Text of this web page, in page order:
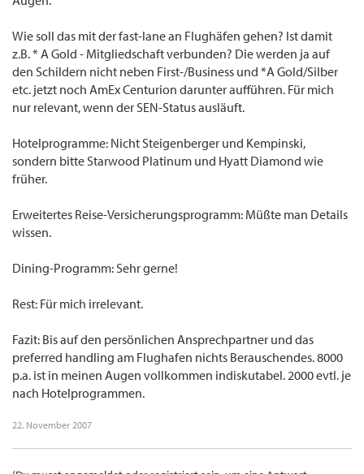
Wie soll das mit der fast-lane an Flughäfen gehen? Ist damit
z.B. * A Gold - Mitgliedschaft verbunden? Die werden ja auf
den Schildern nicht neben First-/Business und *A Gold/Silber
etc. jetzt noch AmEx Centurion darunter aufführen. Für mich
nur relevant, wenn der SEN-Status ausläuft.
Hotelprogramme: Nicht Steigenberger und Kempinski,
sondern bitte Starwood Platinum und Hyatt Diamond wie
früher.
Erweitertes Reise-Versicherungsprogramm: Müßte man Details
wissen.
Dining-Programm: Sehr gerne!
Rest: Für mich irrelevant.
Fazit: Bis auf den persönlichen Ansprechpartner und das
preferred handling am Flughafen nichts Berauschendes. 8000
p.a. ist in meinen Augen vollkommen indiskutabel. 2000 evtl. je
nach Hotelprogrammen.
22. November 2007